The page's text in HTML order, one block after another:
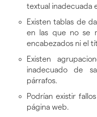
textual inadecuada
Existen tablas de
en las que no se
encabezados ni el
Existen
inadecuado de
párrafos.
Podrían existir
página web.